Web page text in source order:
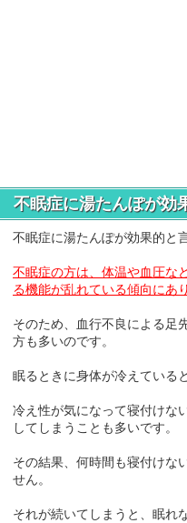
不眠症に湯たんぽが効
不眠症に湯たんぽが効果的と
不眠症の方は、体温や血圧な
る機能が乱れている傾向にあ
そのため、血行不良による足
方も多いのです。
眠るときに身体が冷えている
冷え性が気になって寝付けな
してしまうことも多いです。
その結果、何時間も寝付けな
せん。
それが続いてしまうと、眠れ